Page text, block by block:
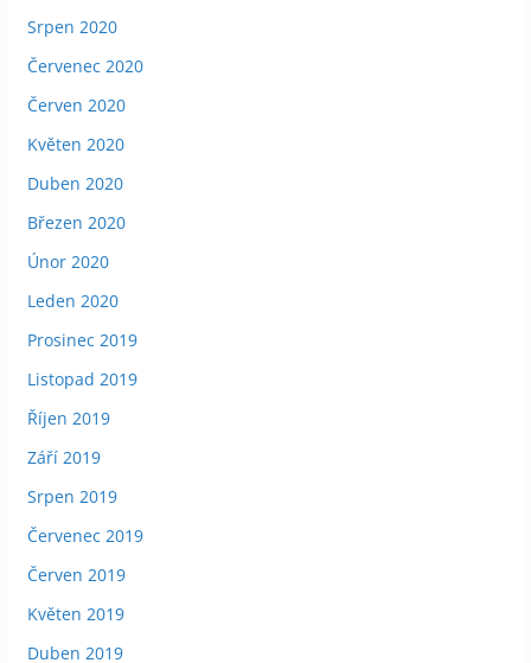
Srpen 2020
Červenec 2020
Červen 2020
Květen 2020
Duben 2020
Březen 2020
Únor 2020
Leden 2020
Prosinec 2019
Listopad 2019
Říjen 2019
Září 2019
Srpen 2019
Červenec 2019
Červen 2019
Květen 2019
Duben 2019